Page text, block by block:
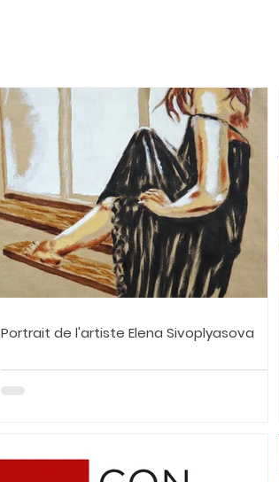
Portrait de l'artiste Elena Sivoplyasova